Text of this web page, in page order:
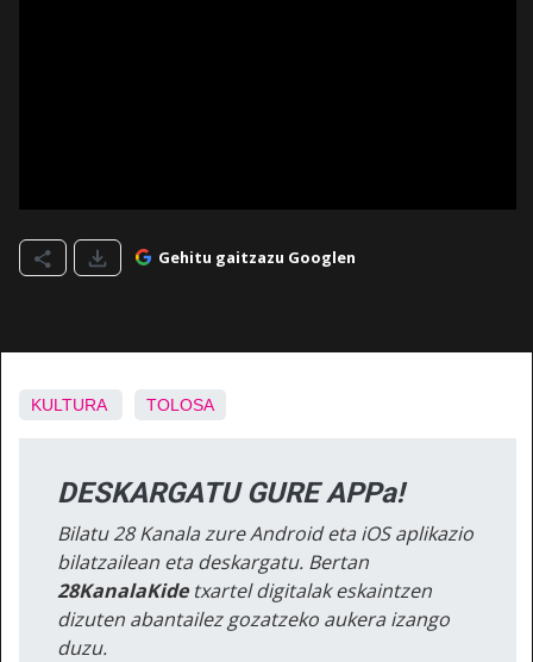
Gehitu gaitzazu Googlen
KULTURA TOLOSA
DESKARGATU GURE APPa!
Bilatu 28 Kanala zure Android eta iOS aplikazio
bilatzailean eta deskargatu. Bertan
28KanalaKidetxartel digitalak eskaintzen
dizuten abantailez gozatzeko aukera izango
duzu.